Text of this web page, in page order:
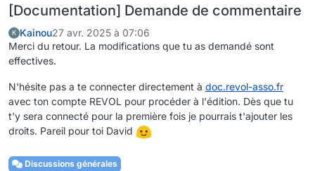
[Documentation] Demande de commentaire
K Kainou27 avr. 2025 à 07:06
Merci du retour. La modifications que tu as demandé sont
effectives.
N'hésite pas a te connecter directement à doc.revol-asso.fr
avec ton compte REVOL pour procéder à l'édition. Dès que tu
t'y sera connecté pour la première fois je pourrais t'ajouter les
droits. Pareil pour toi David
Discussions générales